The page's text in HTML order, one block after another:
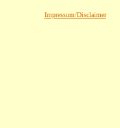
Impressum/Disclaimer